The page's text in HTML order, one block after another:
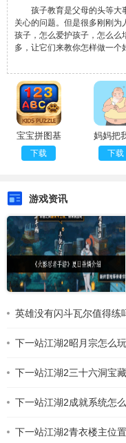
孩子教育是父母的头等大
关心的问题。但是很多刚刚
孩子，怎么爱护孩子，怎么么
多，让它们来教你怎样做一个
宝宝拼图基
本认知
下载
妈妈把
手机藏
了
下载
游戏资讯
英雄没有闪斗瓦尔值得练
下一站江湖2昭月宗怎么玩
下一站江湖2三十六洞宝
下一站江湖2成就系统怎
下一站江湖2青衣楼主位